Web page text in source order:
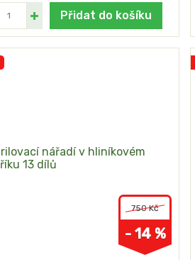
Přidat do košíku
750 Kč
- 14 %